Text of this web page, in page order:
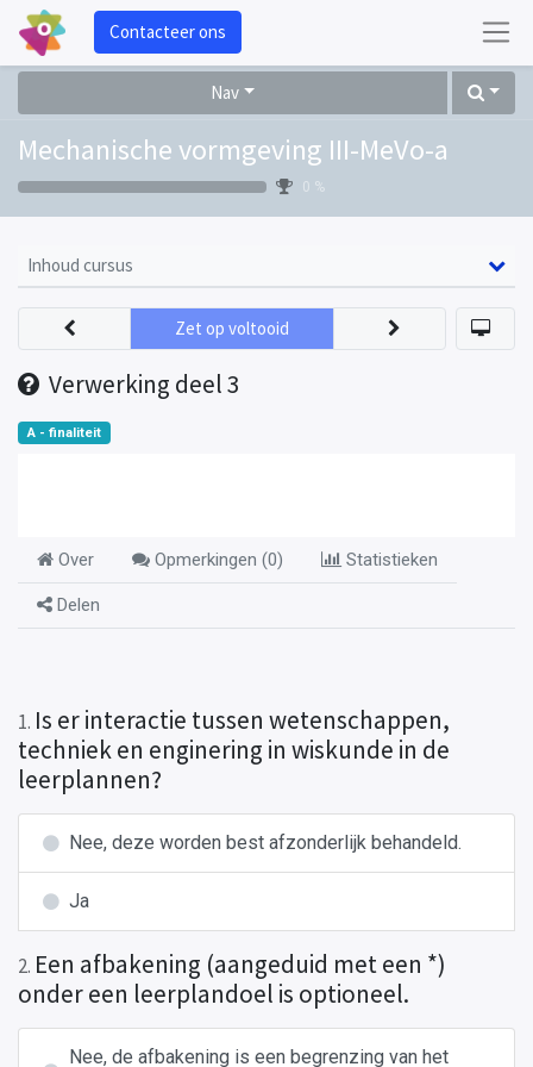
Contacteer ons
Nav
Mechanische vormgeving III-MeVo-a
0 %
Inhoud cursus
Verwerking deel 3
Zet op voltooid
A - finaliteit
Over Opmerkingen (0) Statistieken
Delen
1. Is er interactie tussen wetenschappen,
techniek en enginering in wiskunde in de
leerplannen?
Nee, deze worden best afzonderlijk behandeld.
Ja
2. Een afbakening (aangeduid met een *)
onder een leerplandoel is optioneel.
Nee, de afbakening is een begrenzing van het